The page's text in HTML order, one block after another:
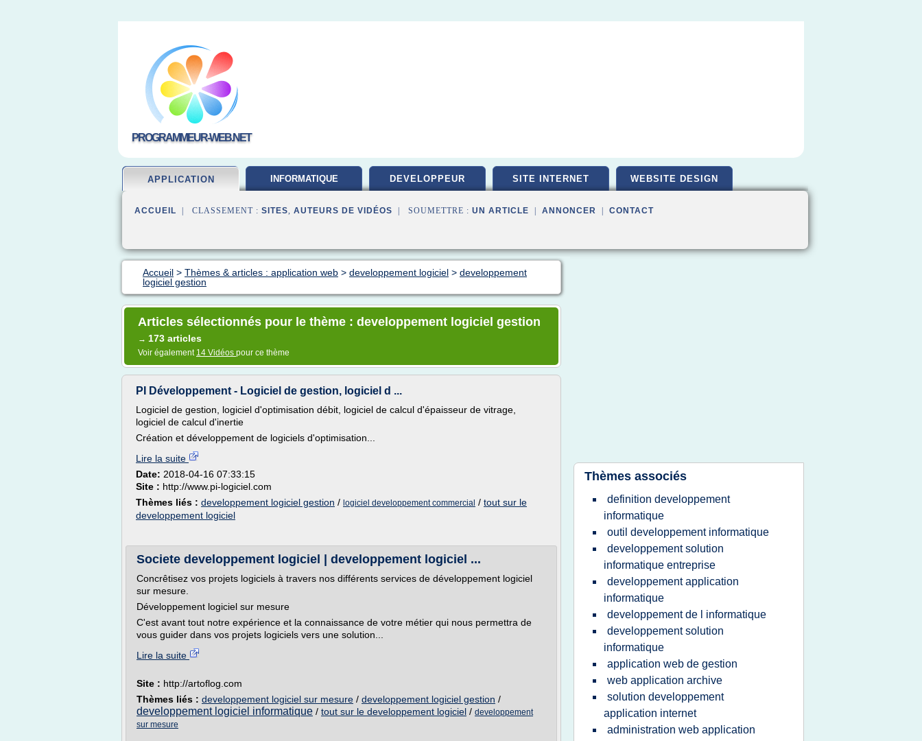
PROGRAMMEUR-WEB.NET
APPLICATION INFORMATIQUE DEVELOPPEUR SITE INTERNET WEBSITE DESIGN
ACCUEIL | CLASSEMENT : SITES, AUTEURS DE VIDÉOS | SOUMETTRE : UN ARTICLE ANNONCER CONTACT
Accueil > Thèmes & articles : application web > developpement logiciel > developpement
logiciel gestion
Articles sélectionnés pour le thème : developpement logiciel gestion
→ 173 articles
Voir également 14 Vidéos pour ce thème
PI Développement - Logiciel de gestion, logiciel d ...
Logiciel de gestion, logiciel d'optimisation débit, logiciel de calcul d'épaisseur de vitrage,
logiciel de calcul d'inertie
Création et développement de logiciels d'optimisation...
Lire la suite
Date: 2018-04-16 07:33:15
Site : http://www.pi-logiciel.com
Thèmes liés : developpement logiciel gestion / logiciel developpement commercial / tout sur le
developpement logiciel
Societe developpement logiciel | developpement logiciel ...
Concrêtisez vos projets logiciels à travers nos différents services de développement logiciel
sur mesure.
Développement logiciel sur mesure
C'est avant tout notre expérience et la connaissance de votre métier qui nous permettra de
vous guider dans vos projets logiciels vers une solution...
Lire la suite
Site : http://artoflog.com
Thèmes liés : developpement logiciel sur mesure / developpement logiciel gestion /
developpement logiciel informatique / tout sur le developpement logiciel / developpement
sur mesure
Thèmes associés
definition developpement
informatique
outil developpement informatique
developpement solution
informatique entreprise
developpement application
informatique
developpement de l informatique
developpement solution
informatique
application web de gestion
web application archive
solution developpement
application internet
administration web application